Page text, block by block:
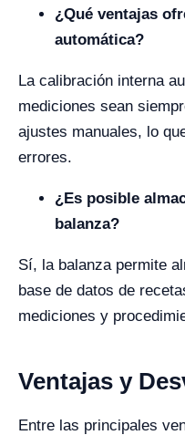
¿Qué ventajas
automática?
La calibración interna
mediciones sean
ajustes manuales, lo
errores.
¿Es posible
balanza?
Sí, la balanza permite
base de datos de
mediciones y
Ventajas y
Entre las principales